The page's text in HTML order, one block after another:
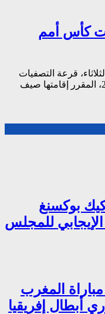
كأس أمم
قرعة التصفيات
المؤهلة لبطولة كأس الأمم الأفريقية 2027، المقرر إقامتها صيف
بوكسنغ
للمجلس
المغرب
أبطال إفريقيا